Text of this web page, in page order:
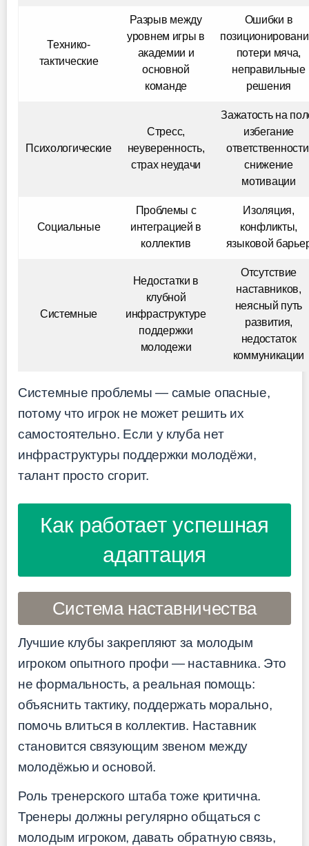
Технико-
тактические
Разрыв между
уровнем игры в
академии и
основной
команде
Ошибки в
потери мяча,
неправильные
решения
Психологические
Стресс,
неуверенность,
страх неудачи
Зажатость на
избегание
снижение
мотивации
Социальные
Проблемы с
интеграцией в
коллектив
Изоляция,
конфликты,
языковой
Системные
Недостатки в
клубной
инфраструктуре
поддержки
молодежи
Отсутствие
наставников,
неясный путь
развития,
недостаток
коммуникации
Системные проблемы — самые опасные,
потому что игрок не может решить их
самостоятельно. Если у клуба нет
инфраструктуры поддержки молодёжи,
талант просто сгорит.
Как работает успешная
адаптация
Система наставничества
Лучшие клубы закрепляют за молодым
игроком опытного профи — наставника. Это
не формальность, а реальная помощь:
объяснить тактику, поддержать морально,
помочь влиться в коллектив. Наставник
становится связующим звеном между
молодёжью и основой.
Роль тренерского штаба тоже критична.
Тренеры должны регулярно общаться с
молодым игроком, давать обратную связь,